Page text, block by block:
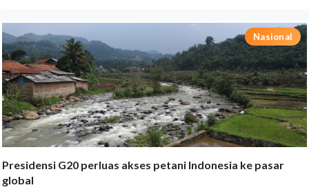
Nasional
Presidensi G20 perluas akses petani Indonesia ke pasar
global